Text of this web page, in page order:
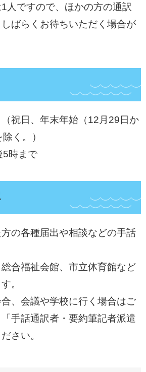
ですので、ほかの方の通訳
ばらくお待ちいただく場合が
祝日、年末年始（12月29日か
く。）
5時まで
の各種届出や相談などの手話
合福祉会館、市立体育館など
。
、会議や学校に行く場合はご
手話通訳者・要約筆記者派遣
さい。